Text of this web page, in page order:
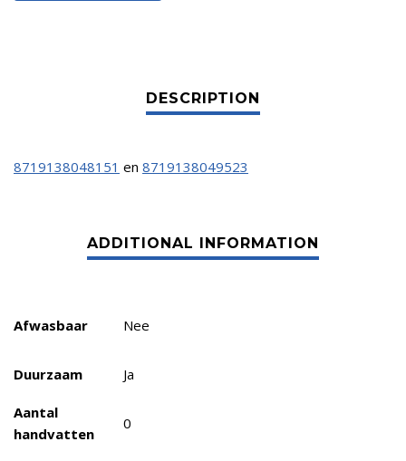
8719138048151 en 8719138049523
Afwasbaar Nee
Duurzaam Ja
Aantal
handvatten
0